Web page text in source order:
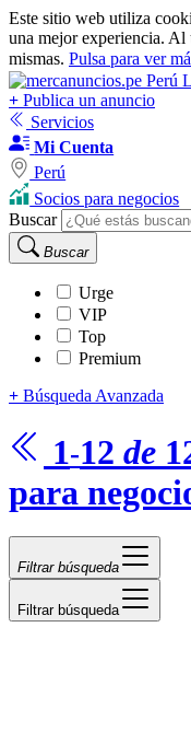
Este sitio web utiliza
una mejor experiencia. Al
mismas. Pulsa para ver
+ Publica un anuncio
Servicios
Mi Cuenta
Perú
Socios para negocios
Buscar
Buscar
Urge
VIP
Top
Premium
+ Búsqueda Avanzada
1-12 de
para
Filtrar búsqueda
Filtrar búsqueda